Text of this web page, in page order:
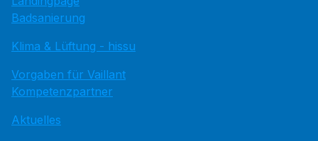
Badsanierung
Klima & Lüftung - hissu
Vorgaben für Vaillant
Kompetenzpartner
Aktuelles